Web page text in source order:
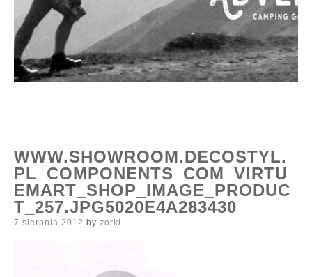
WWW.SHOWROOM.DECOSTYL.
PL_COMPONENTS_COM_VIRTU
EMART_SHOP_IMAGE_PRODUC
T_257.JPG5020E4A283430
Posted
7 sierpnia 2012 by zorki